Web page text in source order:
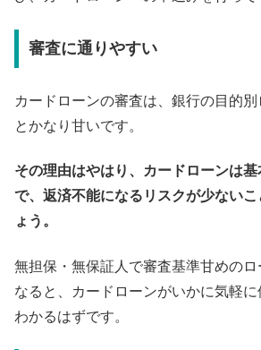
審査に通りやすい
カードローンの審査は、銀行の目的
とかなり甘いです。
その理由はやはり、カードローンは
で、返済不能になるリスクが少ない
ょう。
無担保・無保証人で審査基準甘めの
なると、カードローンがいかに気軽
わかるはずです。